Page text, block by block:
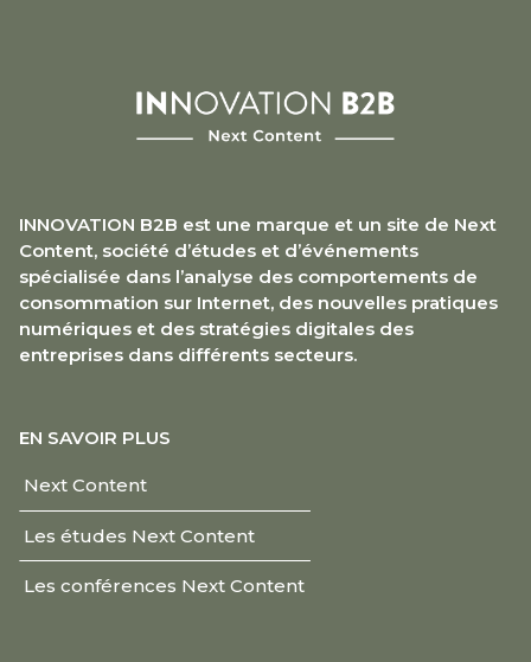
INNOVATION B2B est une marque et un site de Next
Content, société d’études et d’événements
spécialisée dans l’analyse des comportements de
consommation sur Internet, des nouvelles pratiques
numériques et des stratégies digitales des
entreprises dans différents secteurs.
EN SAVOIR PLUS
Next Content
Les études Next Content
Les conférences Next Content